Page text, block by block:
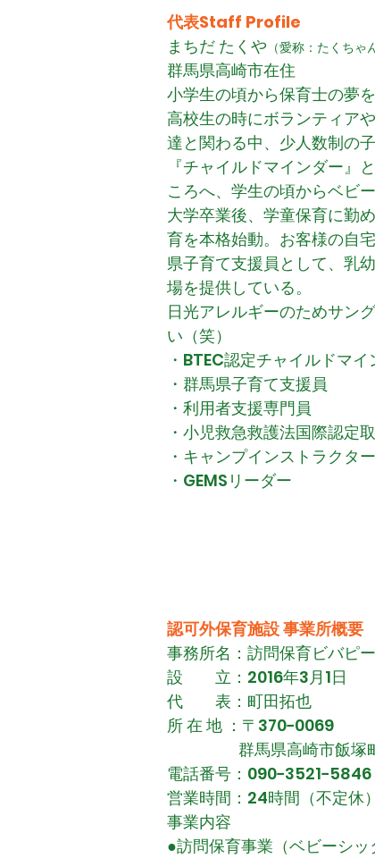
代表Staff Profile
まちだ たくや （愛称：たくちゃ
群馬県高崎市在住
小学生の頃から保育士の夢を
高校生の時にボランティア
達と関わる中、少人数制の
『チャイルドマインダー』
ころへ、学生の頃からベビ
大学卒業後、学童保育に勤
育を本格始動。お客様の自
県子育て支援員として、乳
場を提供している。
日光アレルギーのためサン
い（笑）
・BTEC認定チャイルドマイ
・群馬県子育て支援員
​・利用者支援専門員
・小児救急救護法国際認定
・キャンプインストラクター
・GEMSリーダー
チャイ
認可外保育施設 事業所概要
事務所名：訪問保育ビバピ
設 立： 2016年3月1日
代 表：町田拓也
所 在 地 ：〒370−0069
群馬県高崎市飯塚町
電話番号：090−3521−5846
営業時間：24時間（不定休）
事業内容
●訪問保育事業 （ベビーシ